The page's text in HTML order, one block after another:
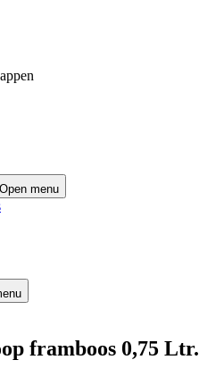
Open menu
framboos 0,75 Ltr.